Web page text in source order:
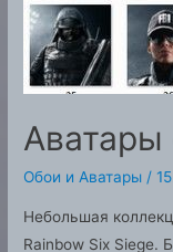
Аватары
Обои и Аватары /
Небольшая
Rainbow Six Siege.